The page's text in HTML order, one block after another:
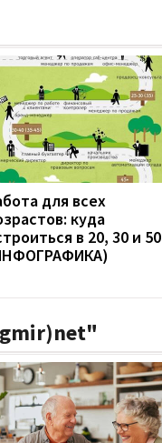
для всех
куда
в 20, 30 и 50